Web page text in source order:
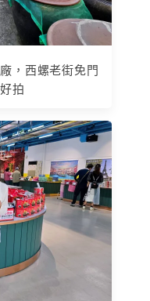
，西螺老街免門
拍